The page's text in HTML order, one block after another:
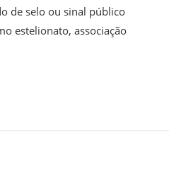
de selo ou sinal público
estelionato, associação